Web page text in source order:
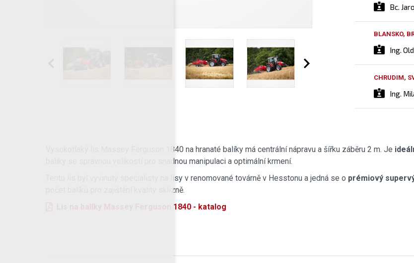
Bc.
Ing.
BLANSKO,
Ing.
CHRUDIM,
Vysokotlaký lis Massey Ferguson 1840 na hranaté balíky má centrální nápravu a šířku záběru 2 m. Je
balíky se správnou velikostí pro snadnou manipulaci a optimální krmení.
Tento lis byl vyvinutý specialisty na lisy v renomované továrně v Hesstonu a jedná se o prémiový
počet balíků pro zajištění kvality sklizně.
Lis na balíky Massey Ferguson 1840 - katalog